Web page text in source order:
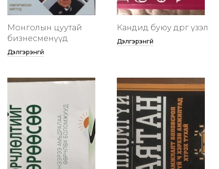
Монголын цуутай
бизнесменүүд
Дэлгэрэнгүй
Кандид буюу өөдрөг үзэл
Дэлгэрэнгүй